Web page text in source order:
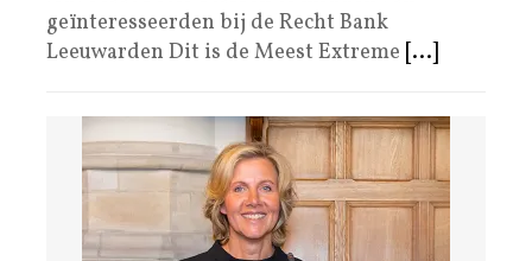
geïnteresseerden bij de Recht Bank
Leeuwarden Dit is de Meest Extreme [...]